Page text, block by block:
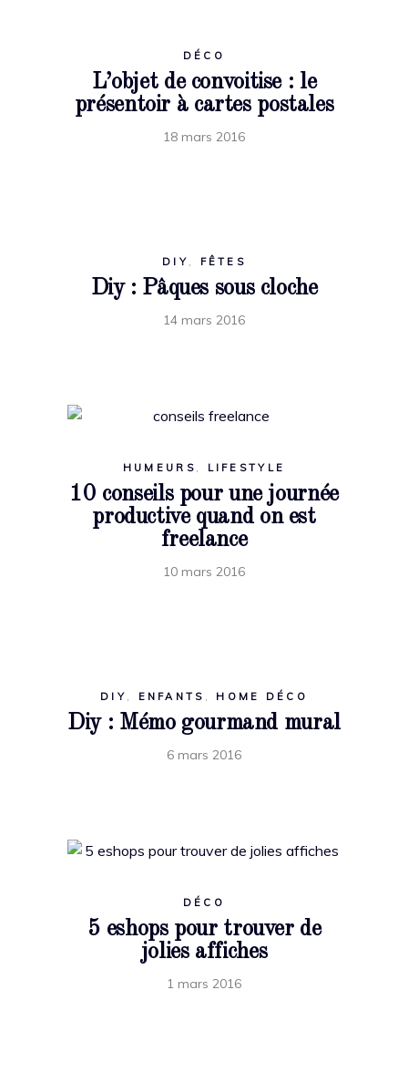
DÉCO
L’objet de convoitise : le
présentoir à cartes postales
18 mars 2016
DIY , FÊTES
Diy : Pâques sous cloche
14 mars 2016
HUMEURS , LIFESTYLE
10 conseils pour une journée
productive quand on est
freelance
10 mars 2016
DIY , ENFANTS , HOME DÉCO
Diy : Mémo gourmand mural
6 mars 2016
DÉCO
5 eshops pour trouver de
jolies affiches
1 mars 2016